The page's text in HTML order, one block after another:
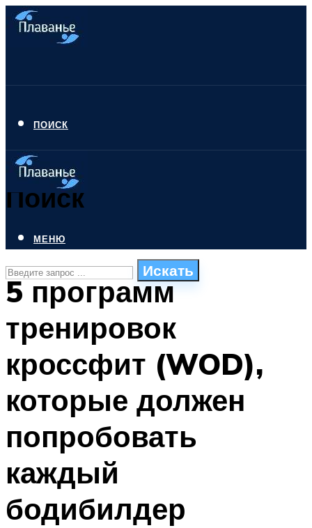
ПОИСК
Поиск
Искать
СТИЛИ ПЛАВАНЬЯ
ПЛАВАНЬЕ ДЛЯ ДЕТЕЙ
БАССЕЙН ДЛЯ ДОМА
МЕНЮ
МЕНЮ
5 программ
тренировок
кроссфит (WOD),
которые должен
попробовать
каждый
бодибилдер